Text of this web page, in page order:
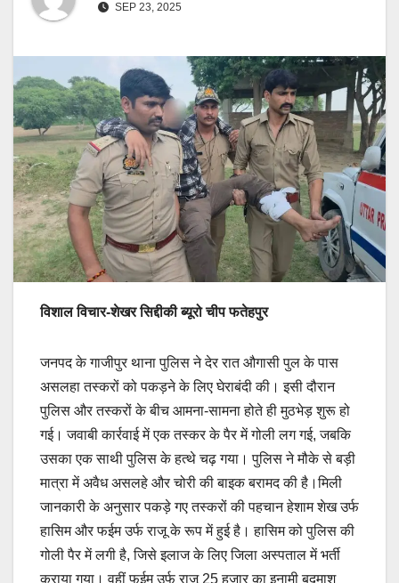
SEP 23, 2025
विशाल विचार-शेखर सिद्दीकी ब्यूरो चीप फतेहपुर
जनपद के गाजीपुर थाना पुलिस ने देर रात औगासी पुल के पास
असलहा तस्करों को पकड़ने के लिए घेराबंदी की। इसी दौरान
पुलिस और तस्करों के बीच आमना-सामना होते ही मुठभेड़ शुरू हो
गई। जवाबी कार्रवाई में एक तस्कर के पैर में गोली लग गई, जबकि
उसका एक साथी पुलिस के हत्थे चढ़ गया। पुलिस ने मौके से बड़ी
मात्रा में अवैध असलहे और चोरी की बाइक बरामद की है।मिली
जानकारी के अनुसार पकड़े गए तस्करों की पहचान हेशाम शेख उर्फ
हासिम और फईम उर्फ राजू के रूप में हुई है। हासिम को पुलिस की
गोली पैर में लगी है, जिसे इलाज के लिए जिला अस्पताल में भर्ती
कराया गया। वहीं फईम उर्फ राजू 25 हजार का इनामी बदमाश